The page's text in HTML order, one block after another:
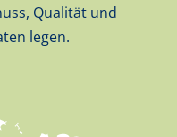
Qualität und
legen.